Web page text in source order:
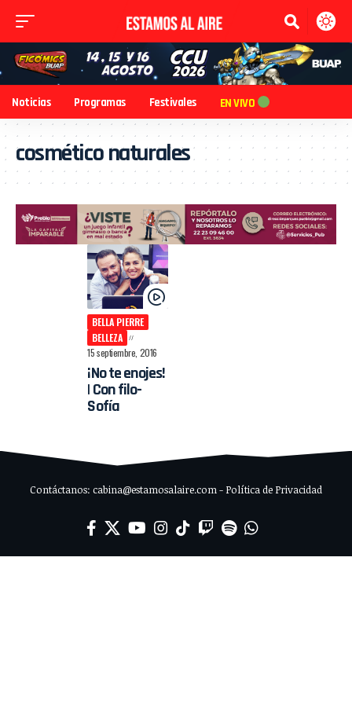
Noticias Programas Festivales EN VIVO
cosmético naturales
BELLA PIERRE
BELLEZA
15 septiembre, 2016
¡No te enojes!
| Con filo-
Sofía
Contáctanos: cabina@estamosalaire.com - Política de Privacidad